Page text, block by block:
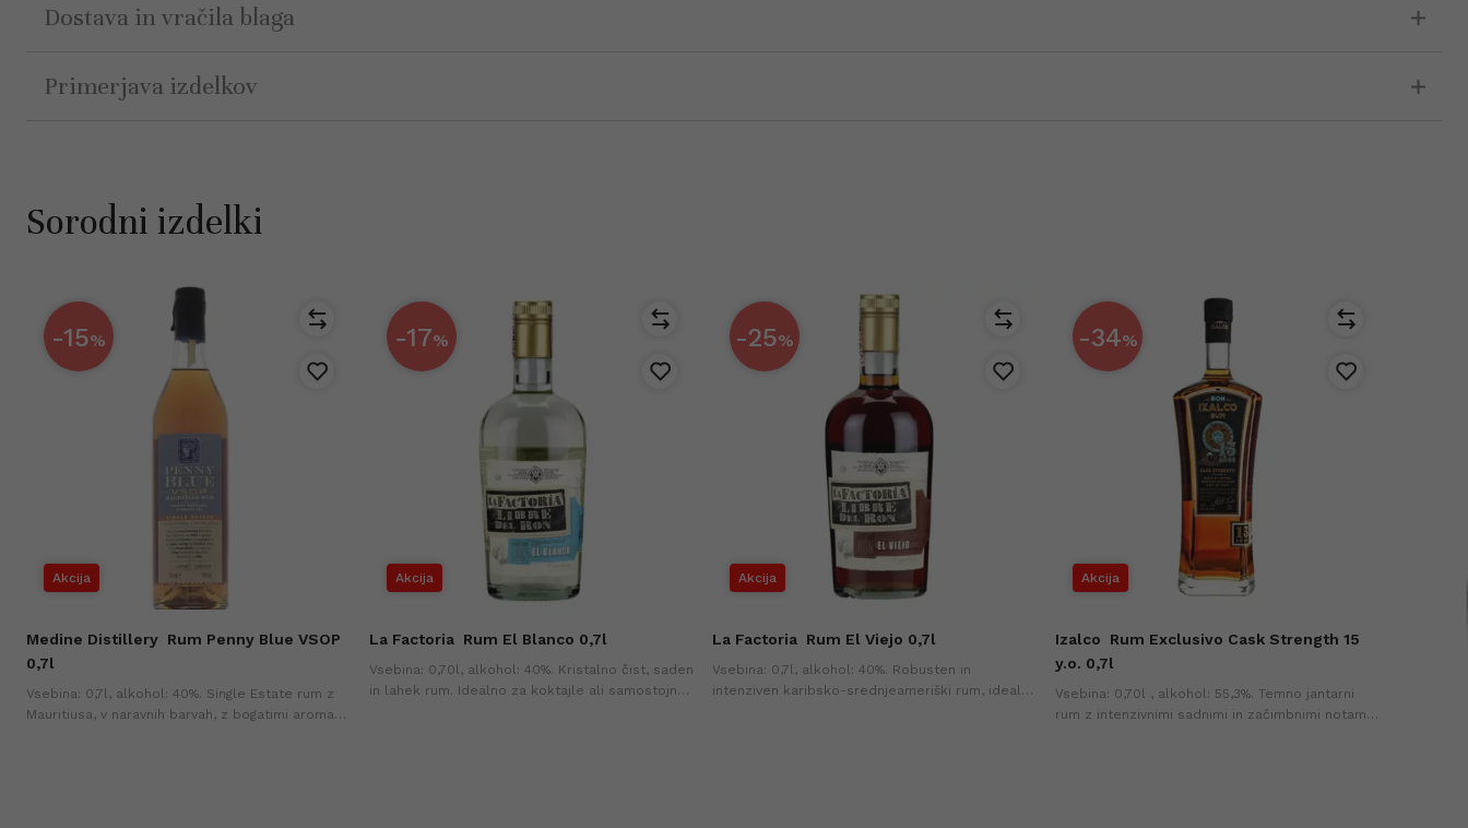
Dostava in vračila blaga
Primerjava izdelkov
Sorodni izdelki
-15%
Akcija
Medine Distillery Rum Penny Blue VSOP
0,7l
Vsebina: 0,7l, alkohol: 40%. Single Estate rum z
Mauritiusa, v naravnih barvah, z bogatimi aromami
-17%
Akcija
La Factoria Rum El Blanco 0,7l
Vsebina: 0,70l, alkohol: 40%. Kristalno čist, saden
in lahek rum. Idealno za koktajle ali samostojno
-25%
Akcija
La Factoria Rum El Viejo 0,7l
Vsebina: 0,7l, alkohol: 40%. Robusten in
intenziven karibsko-srednjeameriški rum, idealen
-34%
Akcija
Izalco
Rum Exclusivo Cask Strength 15
y.o. 0,7l
Vsebina: 0,70l , alkohol: 55,3%. Temno jantarni
rum z intenzivnimi sadnimi in začimbnimi notami,